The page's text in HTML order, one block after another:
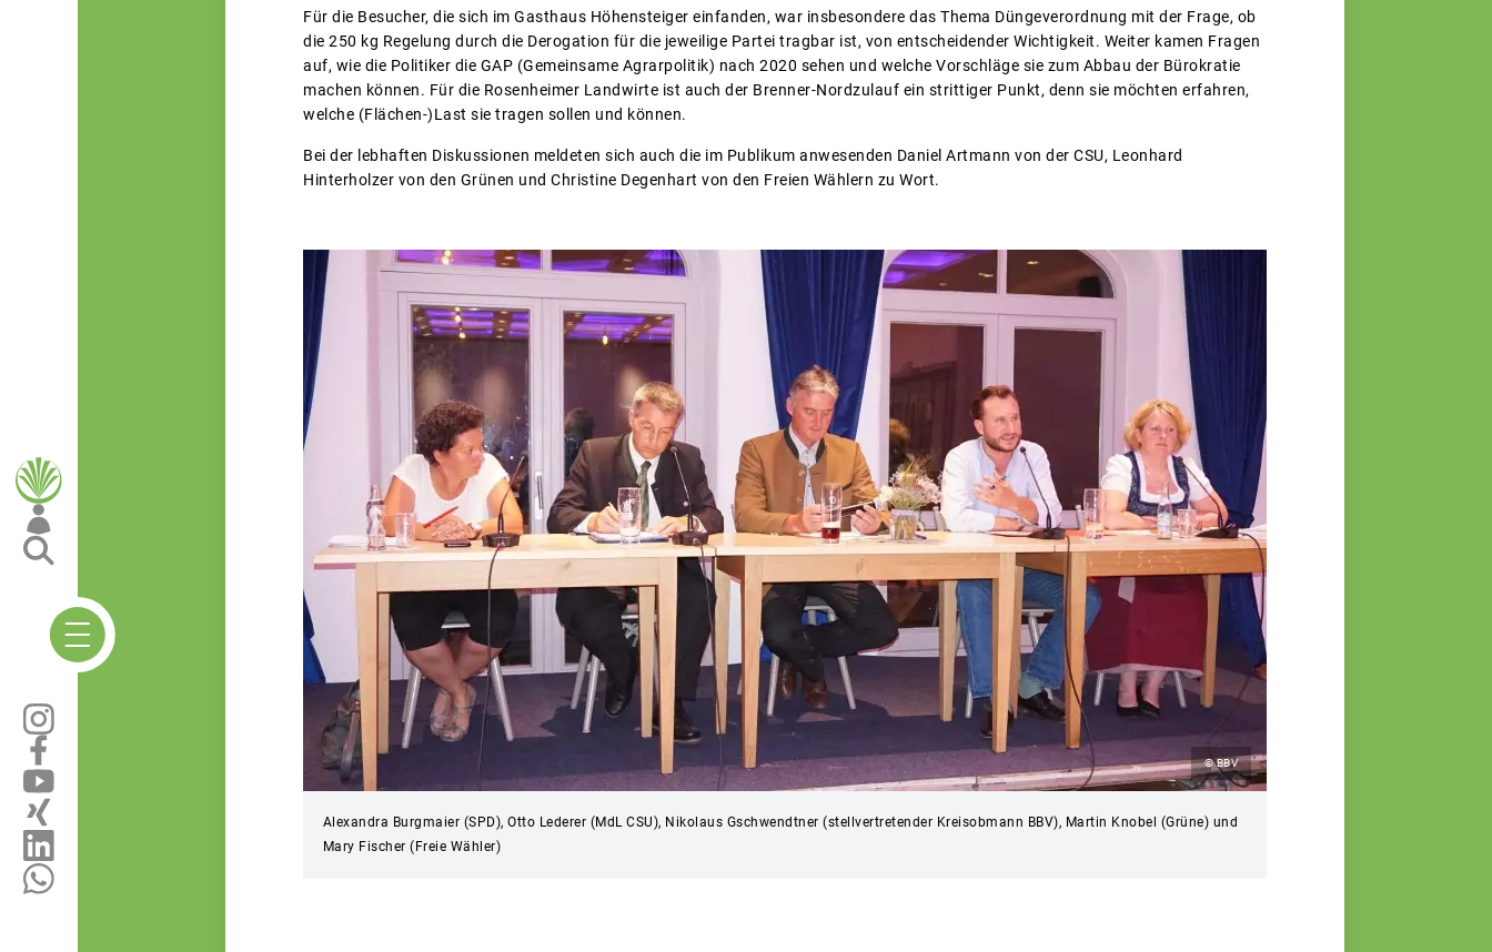
Für die Besucher, die sich im Gasthaus Höhensteiger einfanden, war insbesondere das Thema Düngeverordnung mit der Frage, ob
die 250 kg Regelung durch die Derogation für die jeweilige Partei tragbar ist, von entscheidender Wichtigkeit. Weiter kamen Fragen
auf, wie die Politiker die GAP (Gemeinsame Agrarpolitik) nach 2020 sehen und welche Vorschläge sie zum Abbau der Bürokratie
machen können. Für die Rosenheimer Landwirte ist auch der Brenner-Nordzulauf ein strittiger Punkt, denn sie möchten erfahren,
welche (Flächen-)Last sie tragen sollen und können.
Bei der lebhaften Diskussionen meldeten sich auch die im Publikum anwesenden Daniel Artmann von der CSU, Leonhard
Hinterholzer von den Grünen und Christine Degenhart von den Freien Wählern zu Wort.
© BBV
Alexandra Burgmaier (SPD), Otto Lederer (MdL CSU), Nikolaus Gschwendtner (stellvertretender Kreisobmann BBV), Martin Knobel (Grüne) und
Mary Fischer (Freie Wähler)